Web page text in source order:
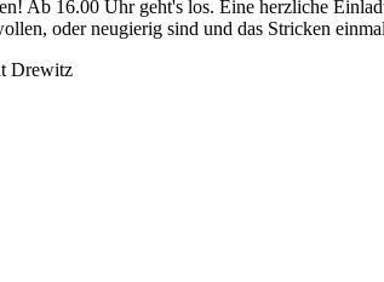
Ab 16.00 Uhr geht's los. Eine herzliche
oder neugierig sind und das Stricken
Drewitz